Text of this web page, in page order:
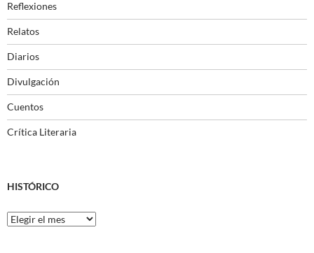
Reflexiones
Relatos
Diarios
Divulgación
Cuentos
Crítica Literaria
HISTÓRICO
Histórico